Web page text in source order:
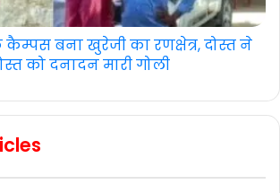
बना खुरेजी का रणक्षेत्र, दोस्त ने
को दनादन मारी गोली